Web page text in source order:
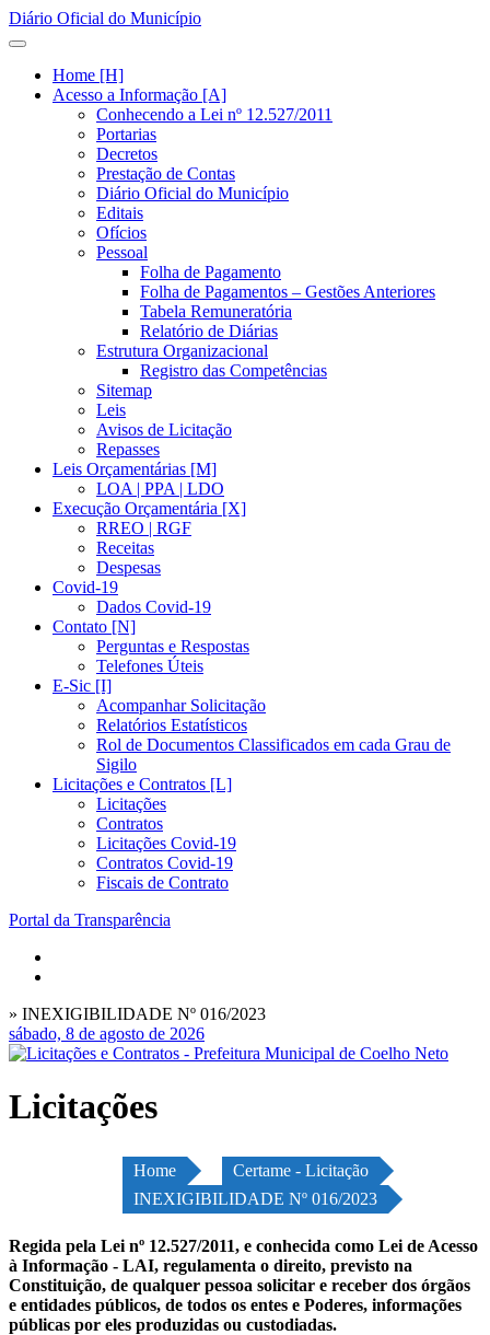
Diário Oficial do Município
Home [H]
Acesso a Informação [A]
Conhecendo a Lei nº 12.527/2011
Portarias
Decretos
Prestação de Contas
Diário Oficial do Município
Editais
Ofícios
Pessoal
Folha de Pagamento
Folha de Pagamentos – Gestões Anteriores
Tabela Remuneratória
Relatório de Diárias
Estrutura Organizacional
Registro das Competências
Sitemap
Leis
Avisos de Licitação
Repasses
Leis Orçamentárias [M]
LOA | PPA | LDO
Execução Orçamentária [X]
RREO | RGF
Receitas
Despesas
Covid-19
Dados Covid-19
Contato [N]
Perguntas e Respostas
Telefones Úteis
E-Sic [I]
Acompanhar Solicitação
Relatórios Estatísticos
Rol de Documentos Classificados em cada Grau de
Sigilo
Licitações e Contratos [L]
Licitações
Contratos
Licitações Covid-19
Contratos Covid-19
Fiscais de Contrato
Portal da Transparência
» INEXIGIBILIDADE Nº 016/2023
sábado, 8 de agosto de 2026
Licitações
Home
Certame - Licitação
INEXIGIBILIDADE Nº 016/2023
Regida pela Lei nº 12.527/2011, e conhecida como Lei de Acesso
à Informação - LAI, regulamenta o direito, previsto na
Constituição, de qualquer pessoa solicitar e receber dos órgãos
e entidades públicos, de todos os entes e Poderes, informações
públicas por eles produzidas ou custodiadas.